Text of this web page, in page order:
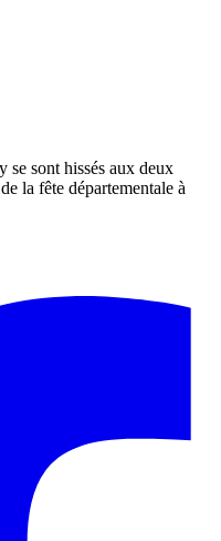
sont hissés aux deux
la fête départementale à